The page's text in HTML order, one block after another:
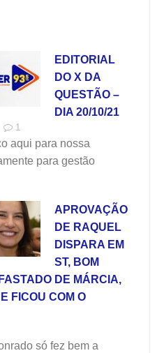
EDITORIAL
DO X DA
QUESTÃO –
DIA 20/10/21
1
aqui para nossa
para gestão
APROVAÇÃO
DE RAQUEL
DISPARA EM
ST, BOM
DE MÁRCIA,
FICOU COM O
só fez bem a